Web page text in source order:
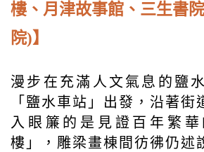
樓、月津故事館、三生書
院)】
漫步在充滿人文氣息的鹽
「鹽水車站」出發，沿著街
入眼簾的是見證百年繁
樓」，雕梁畫棟間彷彿仍述